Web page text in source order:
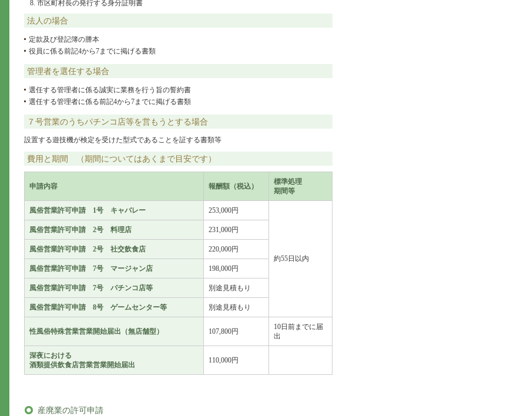
市区町村長の発行する身分証明書
法人の場合
定款及び登記簿の謄本
役員に係る前記4から7までに掲げる書類
管理者を選任する場合
選任する管理者に係る誠実に業務を行う旨の誓約書
選任する管理者に係る前記4から7までに掲げる書類
７号営業のうちパチンコ店等を営もうとする場合
設置する遊技機が検定を受けた型式であることを証する書類等
費用と期間 （期間についてはあくまで目安です）
申請内容 報酬額（税込）
標準処理
期間等
風俗営業許可申請 1号 キャバレー 253,000円
約55日以内
風俗営業許可申請 2号 料理店 231,000円
風俗営業許可申請 2号 社交飲食店 220,000円
風俗営業許可申請 7号 マージャン店 198,000円
風俗営業許可申請 7号 パチンコ店等 別途見積もり
風俗営業許可申請 8号 ゲームセンター等 別途見積もり
性風俗特殊営業営業開始届出（無店舗型） 107,800円
10日前までに届
出
深夜における
酒類提供飲食店営業営業開始届出
110,000円
産廃業の許可申請